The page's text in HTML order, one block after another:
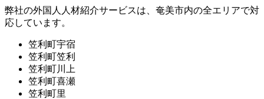
弊社の外国人人材紹介サービスは、奄美市内の全エリアで対
応しています。
笠利町宇宿
笠利町笠利
笠利町川上
笠利町喜瀬
笠利町里